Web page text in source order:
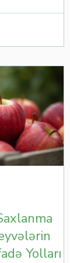
qidalanmanın
müxtəlif
smoothie-lərdə
və uyğun
daha uzun
Manqo nədir?
Yolları